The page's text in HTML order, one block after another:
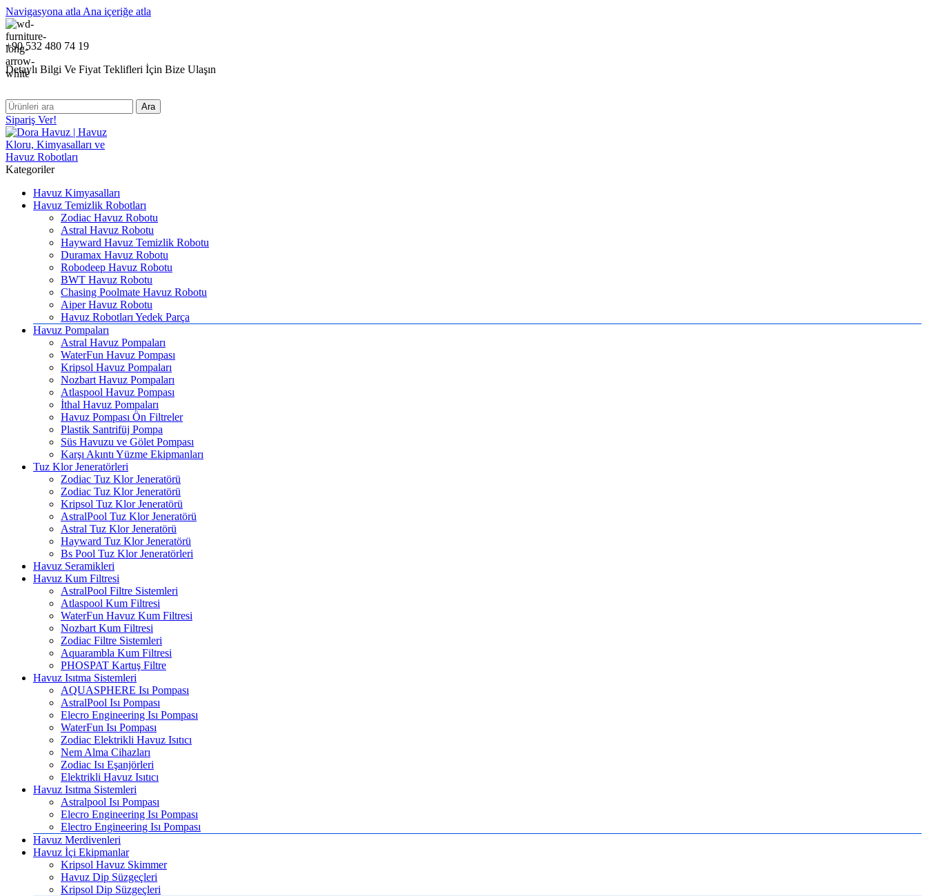
Navigasyona atla Ana içeriğe atla
+90 532 480 74 19
Detaylı Bilgi Ve Fiyat Teklifleri İçin Bize Ulaşın
Ara
Sipariş Ver!
Kategoriler
Havuz Kimyasalları
Havuz Temizlik Robotları
Zodiac Havuz Robotu
Astral Havuz Robotu
Hayward Havuz Temizlik Robotu
Duramax Havuz Robotu
Robodeep Havuz Robotu
BWT Havuz Robotu
Chasing Poolmate Havuz Robotu
Aiper Havuz Robotu
Havuz Robotları Yedek Parça
Havuz Pompaları
Astral Havuz Pompaları
WaterFun Havuz Pompası
Kripsol Havuz Pompaları
Nozbart Havuz Pompaları
Atlaspool Havuz Pompası
İthal Havuz Pompaları
Havuz Pompası Ön Filtreler
Plastik Santrifüj Pompa
Süs Havuzu ve Gölet Pompası
Karşı Akıntı Yüzme Ekipmanları
Tuz Klor Jeneratörleri
Zodiac Tuz Klor Jeneratörü
Zodiac Tuz Klor Jeneratörü
Kripsol Tuz Klor Jeneratörü
AstralPool Tuz Klor Jeneratörü
Astral Tuz Klor Jeneratörü
Hayward Tuz Klor Jeneratörü
Bs Pool Tuz Klor Jeneratörleri
Havuz Seramikleri
Havuz Kum Filtresi
AstralPool Filtre Sistemleri
Atlaspool Kum Filtresi
WaterFun Havuz Kum Filtresi
Nozbart Kum Filtresi
Zodiac Filtre Sistemleri
Aquarambla Kum Filtresi
PHOSPAT Kartuş Filtre
Havuz Isıtma Sistemleri
AQUASPHERE Isı Pompası
AstralPool Isı Pompası
Elecro Engineering Isı Pompası
WaterFun Isı Pompası
Zodiac Elektrikli Havuz Isıtıcı
Nem Alma Cihazları
Zodiac Isı Eşanjörleri
Elektrikli Havuz Isıtıcı
Havuz Isıtma Sistemleri
Astralpool Isı Pompası
Elecro Engineering Isı Pompası
Electro Engineering Isı Pompası
Havuz Merdivenleri
Havuz İçi Ekipmanlar
Kripsol Havuz Skimmer
Havuz Dip Süzgeçleri
Kripsol Dip Süzgeçleri